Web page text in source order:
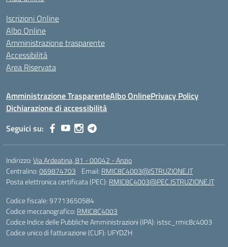
Iscrizioni Online
Albo Online
Amministrazione trasparente
Accessibilità
Area Riservata
Amministrazione TrasparenteAlbo OnlinePrivacy Policy
Dichiarazione di accessibilità
Seguici su:
Indirizzo:Via Ardeatina, 81 - 00042 - Anzio
Centralino:069874703 Email: RMIC8C4003@ISTRUZIONE.IT
Posta elettronica certificata (PEC): RMIC8C4003@PEC.ISTRUZIONE.IT
Codice fiscale: 97713650584
Codice meccanografico: RMIC8C4003
Codice Indice delle Pubbliche Amministrazioni (IPA): istsc_rmic8c4003
Codice unico di fatturazione (CUF): UFYDZH